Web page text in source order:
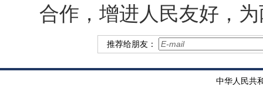
合作，增进人民友好，
推荐给朋友：
中华人民共